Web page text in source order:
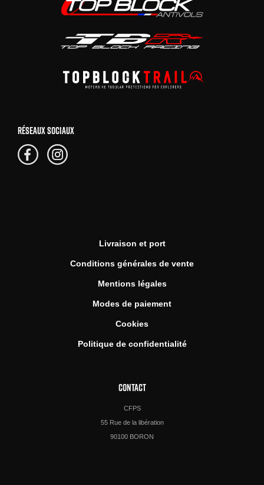
RÉSEAUX SOCIAUX
Livraison et port
Conditions générales de vente
Mentions légales
Modes de paiement
Cookies
Politique de confidentialité
CONTACT
CFPS
55 Rue de la libération
90100 BORON